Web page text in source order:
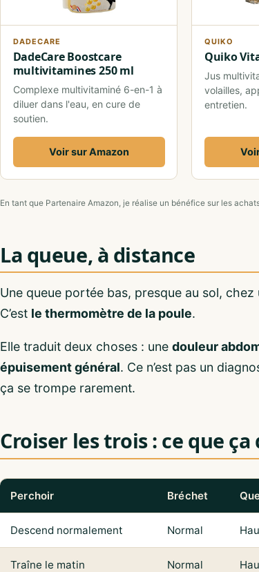
DADECARE
DadeCare Boostcare
multivitamines 250 ml
Complexe multivitaminé 6-en-1 à
diluer dans l'eau, en cure de
soutien.
Voir sur Amazon
QUIKO
Quiko
Jus
volailles,
entretien.
En tant que Partenaire Amazon, je réalise un bénéfice sur les
La queue, à distance
Une queue portée bas, presque au sol,
C’est le thermomètre de la poule.
Elle traduit deux choses : une douleur
épuisement général. Ce n’est pas un
ça se trompe rarement.
Croiser les trois : ce que ça
Perchoir Bréchet
Descend normalement Normal
Traîne le matin Normal